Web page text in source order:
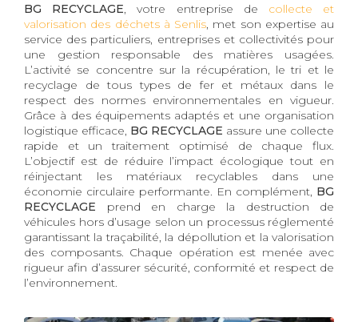
BG RECYCLAGE, votre entreprise de collecte et
valorisation des déchets à Senlis, met son expertise au
service des particuliers, entreprises et collectivités pour
une gestion responsable des matières usagées.
L’activité se concentre sur la récupération, le tri et le
recyclage de tous types de fer et métaux dans le
respect des normes environnementales en vigueur.
Grâce à des équipements adaptés et une organisation
logistique efficace, BG RECYCLAGE assure une collecte
rapide et un traitement optimisé de chaque flux.
L’objectif est de réduire l’impact écologique tout en
réinjectant les matériaux recyclables dans une
économie circulaire performante. En complément, BG
RECYCLAGE prend en charge la destruction de
véhicules hors d’usage selon un processus réglementé
garantissant la traçabilité, la dépollution et la valorisation
des composants. Chaque opération est menée avec
rigueur afin d’assurer sécurité, conformité et respect de
l’environnement.